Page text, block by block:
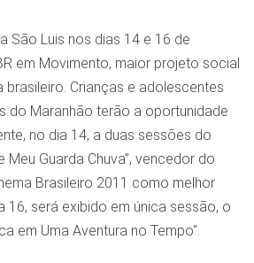
São Luis nos dias 14 e 16 de
em Movimento, maior projeto social
brasileiro. Crianças e adolescentes
do Maranhão terão a oportunidade
no dia 14, a duas sessões do
Meu Guarda Chuva”, vencedor do
Brasileiro 2011 como melhor
16, será exibido em única sessão, o
em Uma Aventura no Tempo”.